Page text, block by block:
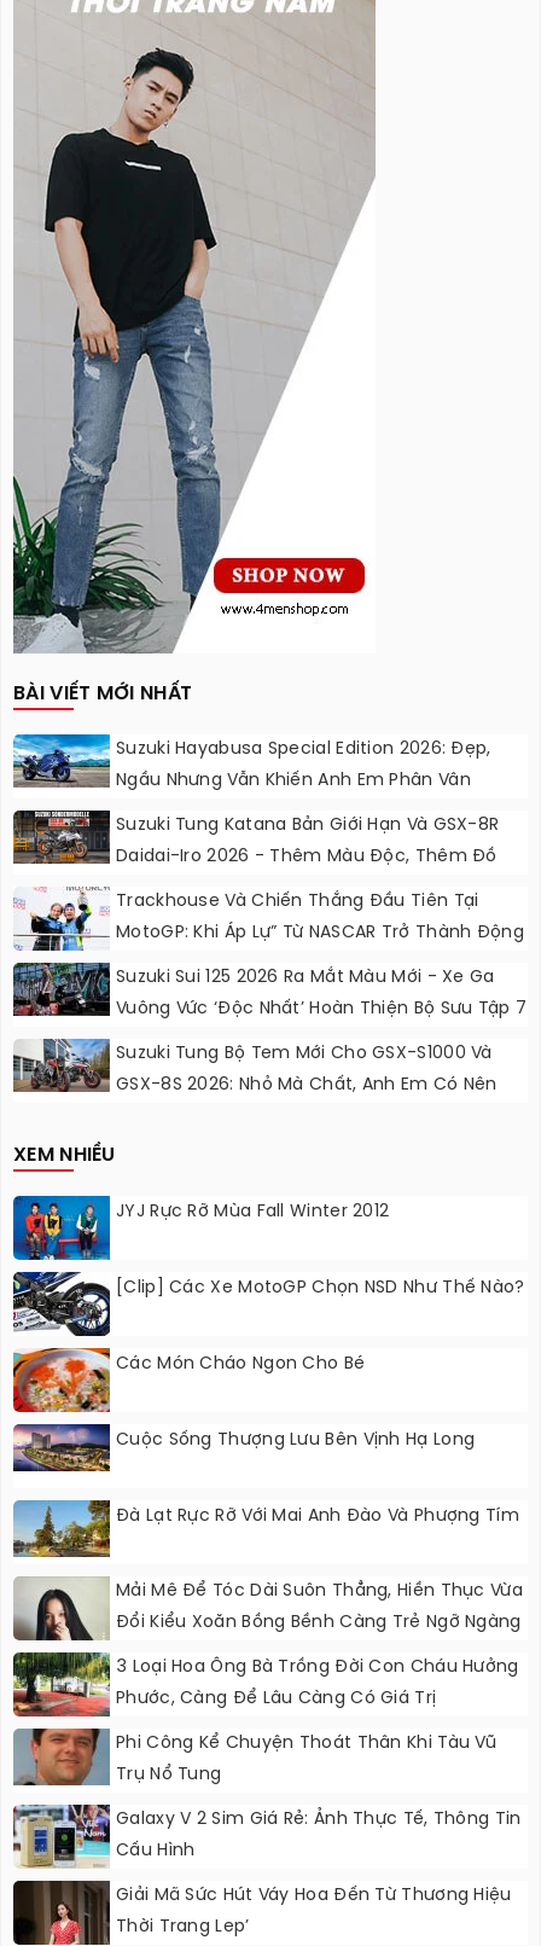
BÀI VIẾT MỚI NHẤT
Suzuki Hayabusa Special Edition 2026: Đẹp,
Ngầu Nhưng Vẫn Khiến Anh Em Phân Vân
Suzuki Tung Katana Bản Giới Hạn Và GSX-8R
Daidai-Iro 2026 - Thêm Màu Độc, Thêm Đồ
Chơi, Thêm Cá Tính
Trackhouse Và Chiến Thắng Đầu Tiên Tại
MotoGP: Khi Áp Lự” Từ NASCAR Trở Thành Động
Lực Ngọt Ngào
Suzuki Sui 125 2026 Ra Mắt Màu Mới - Xe Ga
Vuông Vức ‘độc Nhất’ Hoàn Thiện Bộ Sưu Tập 7
Sắc Cầu Vồng
Suzuki Tung Bộ Tem Mới Cho GSX-S1000 Và
GSX-8S 2026: Nhỏ Mà Chất, Anh Em Có Nên
XEM NHIỀU
JYJ Rực Rỡ Mùa Fall Winter 2012
[Clip] Các Xe MotoGP Chọn NSD Như Thế Nào?
Các Món Cháo Ngon Cho Bé
Cuộc Sống Thượng Lưu Bên Vịnh Hạ Long
Đà Lạt Rực Rỡ Với Mai Anh Đào Và Phượng Tím
Mải Mê Để Tóc Dài Suôn Thẳng, Hiền Thục Vừa
Đổi Kiểu Xoăn Bồng Bềnh Càng Trẻ Ngỡ Ngàng
3 Loại Hoa Ông Bà Trồng Đời Con Cháu Hưởng
Phước, Càng Để Lâu Càng Có Giá Trị
Phi Công Kể Chuyện Thoát Thân Khi Tàu Vũ
Trụ Nổ Tung
Galaxy V 2 Sim Giá Rẻ: Ảnh Thực Tế, Thông Tin
Cấu Hình
Giải Mã Sức Hút Váy Hoa Đến Từ Thương Hiệu
Thời Trang Lep’